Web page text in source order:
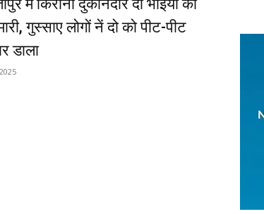
में किराना दुकानदार दो भाइयों को
गुस्साए लोगों नें दो को पीट-पीट
डाला